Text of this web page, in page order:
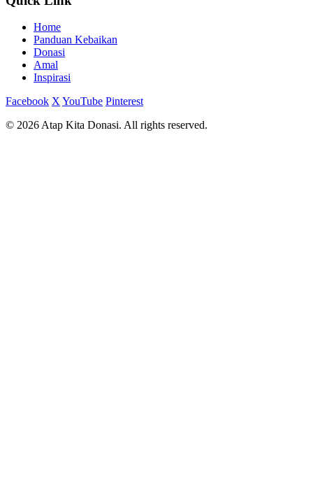
Home
Panduan Kebaikan
Donasi
Amal
Inspirasi
Facebook X YouTube Pinterest
© 2026 Atap Kita Donasi. All rights reserved.